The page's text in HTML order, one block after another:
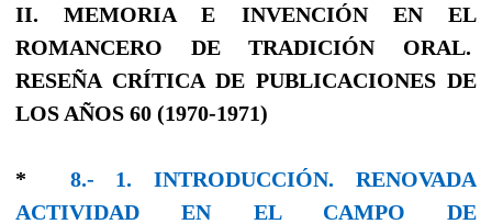
II. MEMORIA E INVENCIÓN EN EL
ROMANCERO DE TRADICIÓN ORAL.
RESEÑA CRÍTICA DE PUBLICACIONES DE
LOS AÑOS 60 (1970-1971)
* 8.- 1. INTRODUCCIÓN. RENOVADA
ACTIVIDAD EN EL CAMPO DE